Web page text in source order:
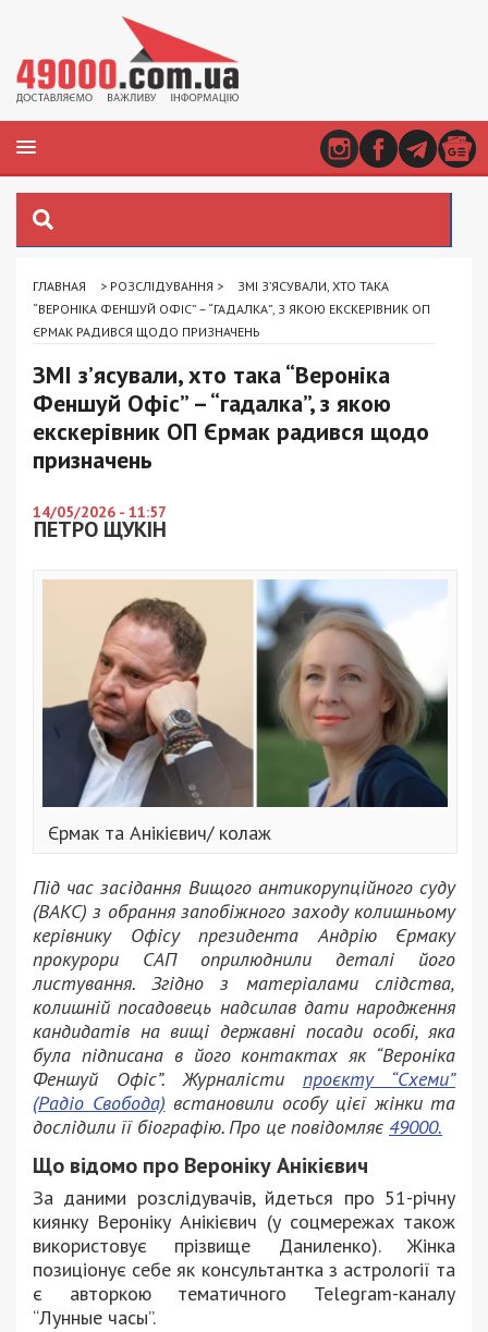
ГЛАВНАЯ > РОЗСЛІДУВАННЯ >
ЗМІ З’ЯСУВАЛИ, ХТО ТАКА
“ВЕРОНІКА ФЕНШУЙ ОФІС” – “ГАДАЛКА”, З ЯКОЮ ЕКСКЕРІВНИК ОП
ЄРМАК РАДИВСЯ ЩОДО ПРИЗНАЧЕНЬ
ЗМІ з’ясували, хто така “Вероніка
Феншуй Офіс” – “гадалка”, з якою
екскерівник ОП Єрмак радився щодо
призначень
14/05/2026 - 11:57
ПЕТРО ЩУКІН
Єрмак та Анікієвич/ колаж
Під час засідання Вищого антикорупційного суду
(ВАКС) з обрання запобіжного заходу колишньому
керівнику Офісу президента Андрію Єрмаку
прокурори САП оприлюднили деталі його
листування. Згідно з матеріалами слідства,
колишній посадовець надсилав дати народження
кандидатів на вищі державні посади особі, яка
була підписана в його контактах як “Вероніка
Феншуй Офіс”. Журналісти проєкту “Схеми”
(Радіо Свобода) встановили особу цієї жінки та
дослідили її біографію. Про це повідомляє 49000.
Що відомо про Вероніку Анікієвич
За даними розслідувачів, йдеться про 51-річну
киянку Вероніку Анікієвич (у соцмережах також
використовує прізвище Даниленко). Жінка
позиціонує себе як консультантка з астрології та
є авторкою тематичного Telegram-каналу
“Лунные часы”.